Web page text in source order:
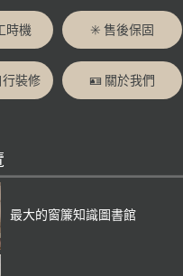
時機 ✳️ 售後保固
行裝修 🪪 關於我們
最大的窗簾知識圖書館